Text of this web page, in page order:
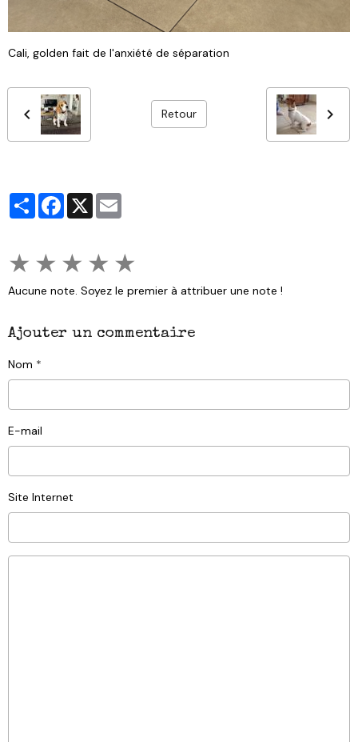
Cali, golden fait de l'anxiété de séparation
Retour
PartagerFacebook
X
★ ★ ★ ★ ★
Aucune note. Soyez le premier à attribuer une note !
Ajouter un commentaire
Nom
E-mail
Site Internet